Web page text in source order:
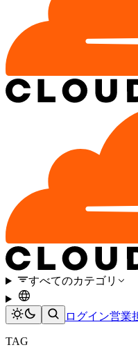
すべてのカテゴリ
ログイン営業
TAG